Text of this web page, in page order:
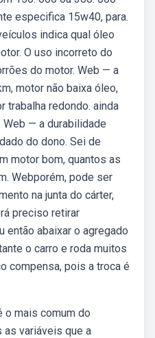
especifica 15w40, para.
indica qual óleo
O uso incorreto do
do motor. Web — a
motor não baixa óleo,
trabalha redondo. ainda
— a durabilidade
do dono. Sei de
motor bom, quantos as
Webporém, pode ser
na junta do cárter,
preciso retirar
então abaixar o agregado
o carro e roda muitos
compensa, pois a troca é
o mais comum do
as variáveis que a